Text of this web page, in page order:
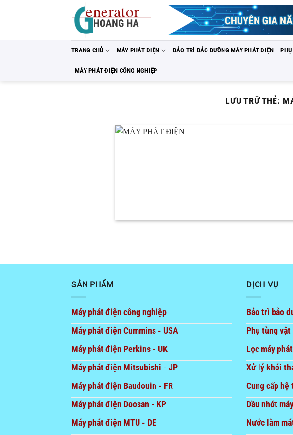
TRANG CHỦ MÁY PHÁT ĐIỆN BẢO TRÌ BẢO DƯỠNG MÁY PHÁT ĐIỆN
MÁY PHÁT ĐIỆN CÔNG NGHIỆP
LƯU TRỮ THẺ:
SẢN PHẨM
Máy phát điện công nghiệp
Máy phát điện Cummins - USA
Máy phát điện Perkins - UK
Máy phát điện Mitsubishi - JP
Máy phát điện Baudouin - FR
Máy phát điện Doosan - KP
Máy phát điện MTU - DE
DỊCH VỤ
Bảo trì bảo
Phụ tùng
Lọc máy
Xử lý khói
Cung cấp hệ
Dầu nhớt
Nước làm